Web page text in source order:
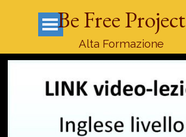
Salta menù
Alta Formazione
Be Free Project